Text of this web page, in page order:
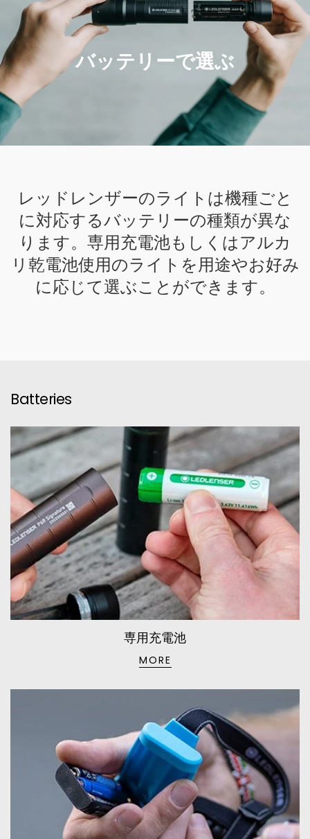
バッテリーで選ぶ
レッドレンザーのライトは機種ごと
に対応するバッテリーの種類が異な
ります。専用充電池もしくはアルカ
リ乾電池使用のライトを用途やお好み
に応じて選ぶことができます。
Batteries
専用充電池
MORE